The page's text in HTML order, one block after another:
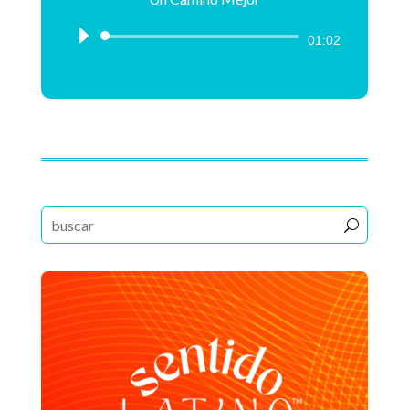
Reproductor
01:02